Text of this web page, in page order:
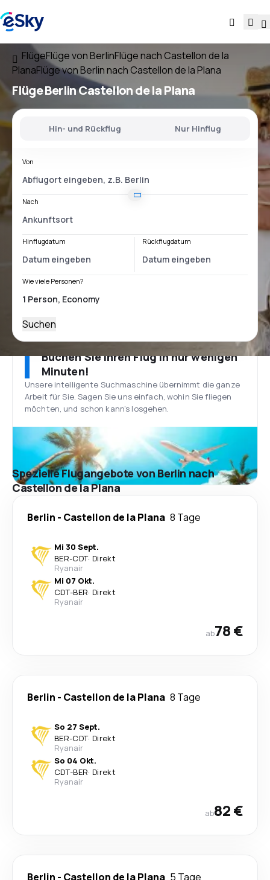
FlügeFlüge von BerlinFlüge nach Castellon de la
PlanaFlüge von Berlin nach Castellon de la Plana
FlügeBerlin Castellon de la Plana
Hin- und Rückflug Nur Hinflug
Von
Nach
Hinflugdatum Rückflugdatum
Wie viele Personen?
Suchen
Buchen Sie Ihren Flug in nur wenigen
Minuten!
Unsere intelligente Suchmaschine übernimmt die ganze
Arbeit für Sie. Sagen Sie uns einfach, wohin Sie fliegen
möchten, und schon kann’s losgehen.
Spezielle Flugangebote von Berlin nach
Castellon de la Plana
Berlin - Castellon de la Plana 8 Tage
Mi 30 Sept.
BER-CDT· Direkt
Ryanair
Mi 07 Okt.
CDT-BER· Direkt
Ryanair
ab78 €
Berlin - Castellon de la Plana 8 Tage
So 27 Sept.
BER-CDT· Direkt
Ryanair
So 04 Okt.
CDT-BER· Direkt
Ryanair
ab82 €
Berlin - Castellon de la Plana 5 Tage